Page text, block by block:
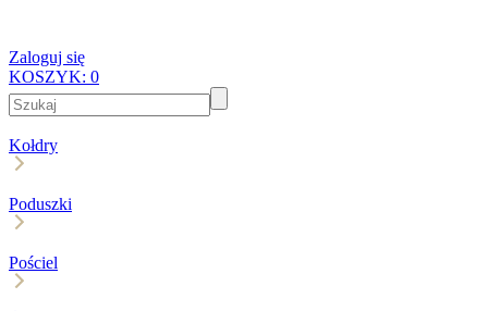
Zaloguj się
KOSZYK: 0
Kołdry
Poduszki
Pościel